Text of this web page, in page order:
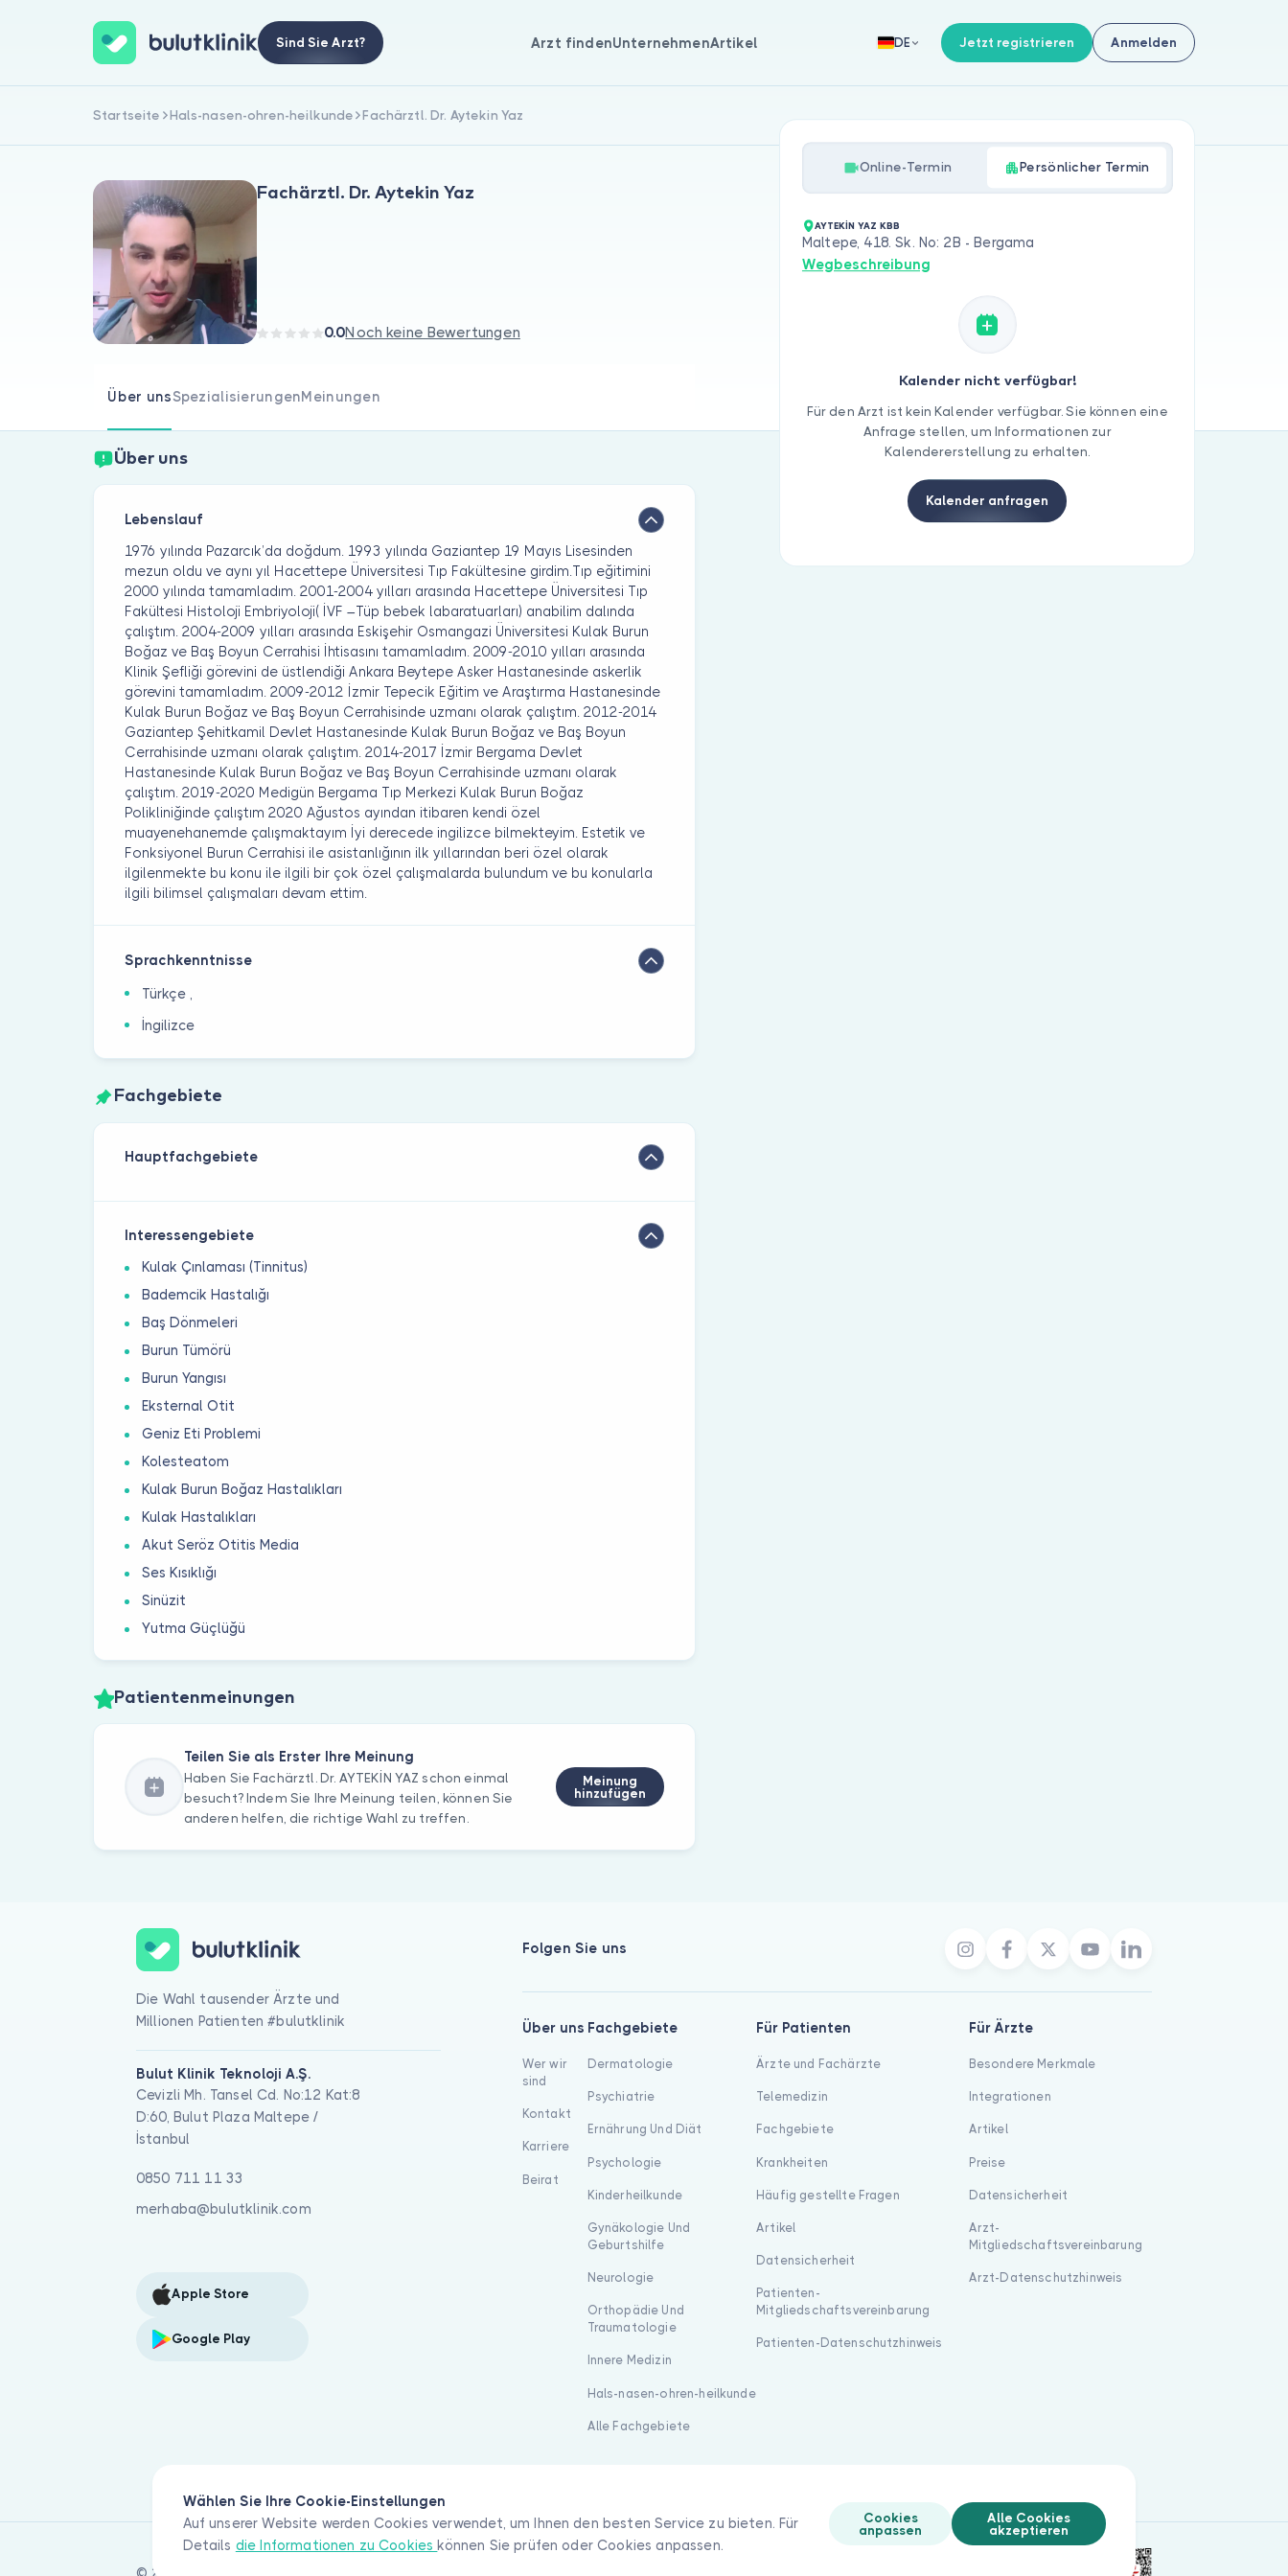
Sind Sie Arzt? Arzt findenUnternehmenArtikel DE Jetzt registrieren Anmelden
Startseite Hals-nasen-ohren-heilkunde Fachärztl. Dr. Aytekin Yaz
Fachärztl. Dr. Aytekin Yaz
0.0Noch keine Bewertungen
Über unsSpezialisierungenMeinungen
Über uns
Lebenslauf
1976 yılında Pazarcık’da doğdum. 1993 yılında Gaziantep 19 Mayıs Lisesinden
mezun oldu ve aynı yıl Hacettepe Üniversitesi Tıp Fakültesine girdim.Tıp eğitimini
2000 yılında tamamladım. 2001-2004 yılları arasında Hacettepe Üniversitesi Tıp
Fakültesi Histoloji Embriyoloji( İVF –Tüp bebek labaratuarları) anabilim dalında
çalıştım. 2004-2009 yılları arasında Eskişehir Osmangazi Üniversitesi Kulak Burun
Boğaz ve Baş Boyun Cerrahisi İhtisasını tamamladım. 2009-2010 yılları arasında
Klinik Şefliği görevini de üstlendiği Ankara Beytepe Asker Hastanesinde askerlik
görevini tamamladım. 2009-2012 İzmir Tepecik Eğitim ve Araştırma Hastanesinde
Kulak Burun Boğaz ve Baş Boyun Cerrahisinde uzmanı olarak çalıştım. 2012-2014
Gaziantep Şehitkamil Devlet Hastanesinde Kulak Burun Boğaz ve Baş Boyun
Cerrahisinde uzmanı olarak çalıştım. 2014-2017 İzmir Bergama Devlet
Hastanesinde Kulak Burun Boğaz ve Baş Boyun Cerrahisinde uzmanı olarak
çalıştım. 2019-2020 Medigün Bergama Tıp Merkezi Kulak Burun Boğaz
Polikliniğinde çalıştım 2020 Ağustos ayından itibaren kendi özel
muayenehanemde çalışmaktayım İyi derecede ingilizce bilmekteyim. Estetik ve
Fonksiyonel Burun Cerrahisi ile asistanlığının ilk yıllarından beri özel olarak
ilgilenmekte bu konu ile ilgili bir çok özel çalışmalarda bulundum ve bu konularla
ilgili bilimsel çalışmaları devam ettim.
Sprachkenntnisse
Türkçe ,
İngilizce
Fachgebiete
Hauptfachgebiete
Interessengebiete
Kulak Çınlaması (Tinnitus)
Bademcik Hastalığı
Baş Dönmeleri
Burun Tümörü
Burun Yangısı
Eksternal Otit
Geniz Eti Problemi
Kolesteatom
Kulak Burun Boğaz Hastalıkları
Kulak Hastalıkları
Akut Seröz Otitis Media
Ses Kısıklığı
Sinüzit
Yutma Güçlüğü
Patientenmeinungen
Teilen Sie als Erster Ihre Meinung
Haben Sie Fachärztl. Dr. AYTEKİN YAZ schon einmal
besucht? Indem Sie Ihre Meinung teilen, können Sie
anderen helfen, die richtige Wahl zu treffen.
Meinung
hinzufügen
Online-Termin Persönlicher Termin
AYTEKİN YAZ KBB
Maltepe, 418. Sk. No: 2B - Bergama
Wegbeschreibung
Kalender nicht verfügbar!
Für den Arzt ist kein Kalender verfügbar. Sie können eine
Anfrage stellen, um Informationen zur
Kalendererstellung zu erhalten.
Kalender anfragen
Wählen Sie Ihre Cookie-Einstellungen
Auf unserer Website werden Cookies verwendet, um Ihnen den besten Service zu bieten. Für
Details die Informationen zu Cookies können Sie prüfen oder Cookies anpassen.
Cookies
anpassen
Alle Cookies
akzeptieren
Die Wahl tausender Ärzte und
Millionen Patienten #bulutklinik
Bulut Klinik Teknoloji A.Ş.
Cevizli Mh. Tansel Cd. No:12 Kat:8
D:60, Bulut Plaza Maltepe /
İstanbul
0850 711 11 33
merhaba@bulutklinik.com
Apple Store
Google Play
Folgen Sie uns
Über uns
Wer wir
sind
Kontakt
Karriere
Beirat
Fachgebiete
Dermatologie
Psychiatrie
Ernährung Und Diät
Psychologie
Kinderheilkunde
Gynäkologie Und
Geburtshilfe
Neurologie
Orthopädie Und
Traumatologie
Innere Medizin
Hals-nasen-ohren-heilkunde
Alle Fachgebiete
Für Patienten
Ärzte und Fachärzte
Telemedizin
Fachgebiete
Krankheiten
Häufig gestellte Fragen
Artikel
Datensicherheit
Patienten-
Mitgliedschaftsvereinbarung
Patienten-Datenschutzhinweis
Für Ärzte
Besondere Merkmale
Integrationen
Artikel
Preise
Datensicherheit
Arzt-
Mitgliedschaftsvereinbarung
Arzt-Datenschutzhinweis